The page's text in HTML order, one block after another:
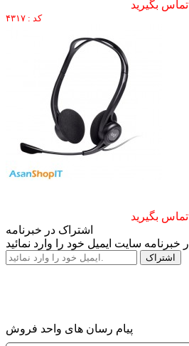
تماس بگیرید
کد : ۴۳۱۷
تماس بگیرید
اشتراک در خبرنامه
پیام رسان های واحد فروش